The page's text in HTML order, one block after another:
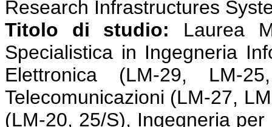
Research Infrastructures
Titolo di studio: Laurea
Specialistica in Ingegneria
Elettronica (LM-29, LM-
Telecomunicazioni (LM-27,
(LM-20, 25/S), Ingegneria per